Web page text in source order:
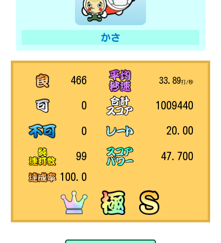
かさ
466
0
0
99
100.0
33.89打/秒
1009440
20.00
47.700